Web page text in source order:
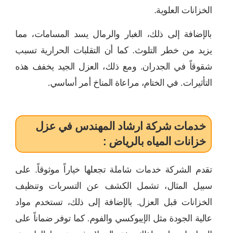
الخزانات العلوية.
بالإضافة إلى ذلك، الغبار والرمال يسد المسامات، مما
يزيد من خطر التلوث. كما أن التقلبات الحرارية تسبب
شقوقاً في الجدران. ومع ذلك، العزل الجيد يخفف هذه
التأثيرات. في الختام، مراعاة المناخ أمر أساسي.
خدمات شركة ارشاد المهندس في عزل
خزانات المياه بالرياض :
تقدم الشركة خدمات شاملة تجعلها خياراً موثوقاً. على
سبيل المثال، تشمل الكشف عن التسربات وتنظيف
الخزانات قبل العزل. بالإضافة إلى ذلك، تستخدم مواد
عالية الجودة مثل الإيبوكسي والفوم. كما توفر ضماناً على